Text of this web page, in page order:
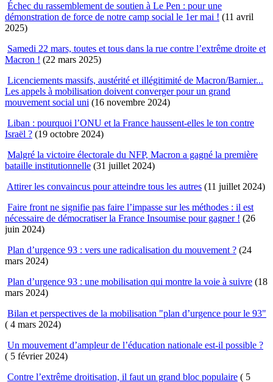
Échec du rassemblement de soutien à Le Pen : pour une
démonstration de force de notre camp social le 1er mai ! (11 avril
2025)
Samedi 22 mars, toutes et tous dans la rue contre l’extrême droite et
Macron ! (22 mars 2025)
Licenciements massifs, austérité et illégitimité de Macron/Barnier...
Les appels à mobilisation doivent converger pour un grand
mouvement social uni (16 novembre 2024)
Liban : pourquoi l’ONU et la France haussent-elles le ton contre
Israël ? (19 octobre 2024)
Malgré la victoire électorale du NFP, Macron a gagné la première
bataille institutionnelle (31 juillet 2024)
Attirer les convaincus pour atteindre tous les autres (11 juillet 2024)
Faire front ne signifie pas faire l’impasse sur les méthodes : il est
nécessaire de démocratiser la France Insoumise pour gagner ! (26
juin 2024)
Plan d’urgence 93 : vers une radicalisation du mouvement ? (24
mars 2024)
Plan d’urgence 93 : une mobilisation qui montre la voie à suivre (18
mars 2024)
Bilan et perspectives de la mobilisation "plan d’urgence pour le 93"
( 4 mars 2024)
Un mouvement d’ampleur de l’éducation nationale est-il possible ?
( 5 février 2024)
Contre l’extrême droitisation, il faut un grand bloc populaire ( 5